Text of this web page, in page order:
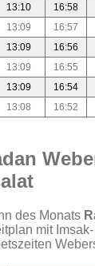
13:10 16:58
13:09 16:57
13:09 16:56
13:09 16:55
13:09 16:54
13:08 16:52
des Monats
mit